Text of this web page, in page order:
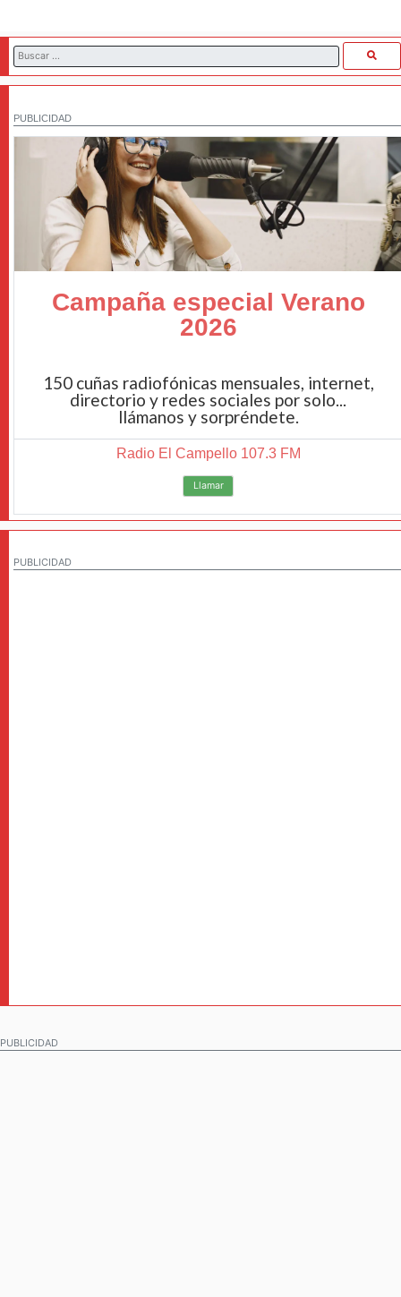
PUBLICIDAD
Campaña especial Verano
2026
150 cuñas radiofónicas mensuales, internet,
directorio y redes sociales por solo...
llámanos y sorpréndete.
Radio El Campello 107.3 FM
Llamar
PUBLICIDAD
PUBLICIDAD